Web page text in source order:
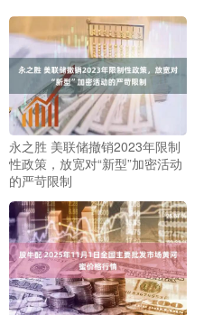
永之胜 美联储撤销2023年限制
性政策，放宽对“新型”加密活动
的严苛限制